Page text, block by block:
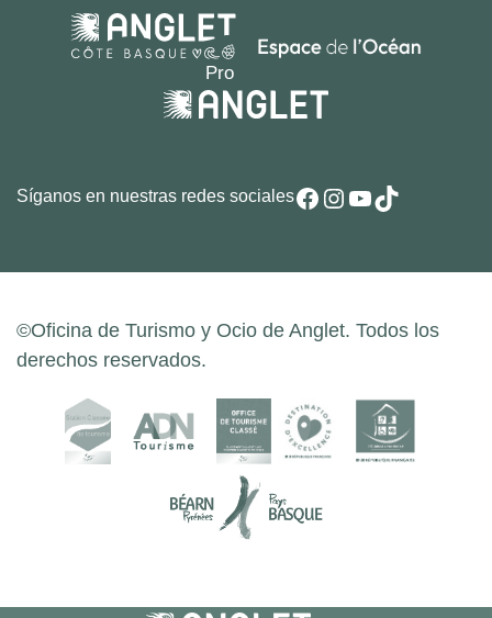
Síganos en nuestras redes socialesFacebook
Instagram
YouTube
TikTok
©Oficina de Turismo y Ocio de Anglet. Todos los
derechos reservados.